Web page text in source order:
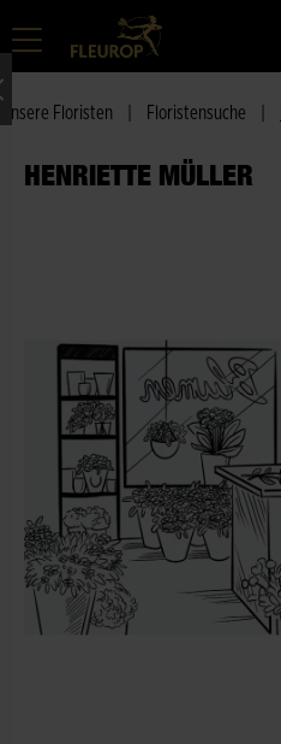
Unsere Floristen Floristensuche
HENRIETTE MÜLLER